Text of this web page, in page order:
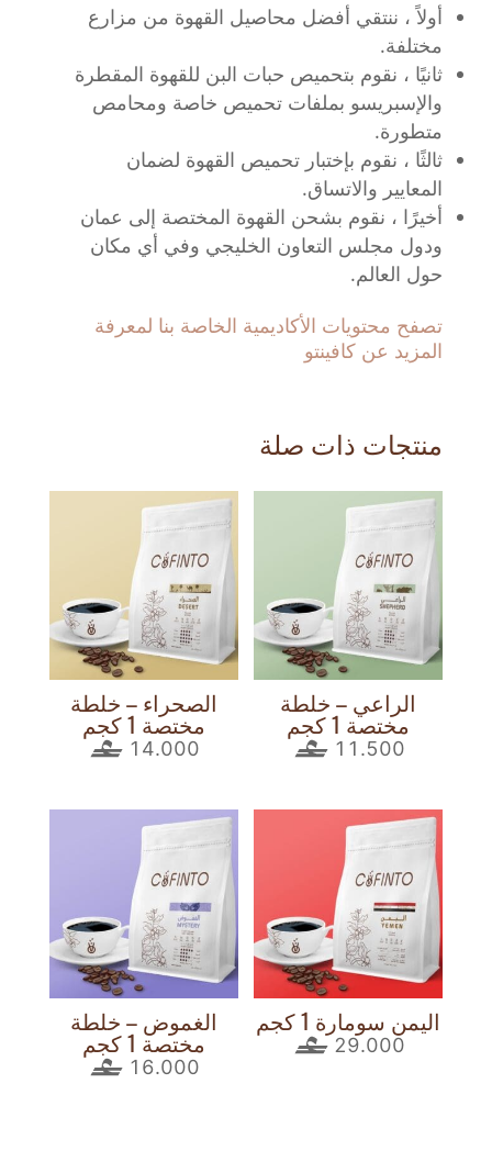
أولاً ، ننتقي أفضل محاصيل القهوة من مزارع
مختلفة.
ثانيًا ، نقوم بتحميص حبات البن للقهوة المقطرة
والإسبريسو بملفات تحميص خاصة ومحامص
متطورة.
ثالثًا ، نقوم بإختبار تحميص القهوة لضمان
المعايير والاتساق.
أخيرًا ، نقوم بشحن القهوة المختصة إلى عمان
ودول مجلس التعاون الخليجي وفي أي مكان
حول العالم.
تصفح محتويات الأكاديمية الخاصة بنا لمعرفة
المزيد عن كافينتو
منتجات ذات صلة
الصحراء – خلطة
مختصة 1 كجم
14.000
الراعي – خلطة
مختصة 1 كجم
11.500
الغموض – خلطة
مختصة 1 كجم
16.000
اليمن سومارة 1 كجم
29.000